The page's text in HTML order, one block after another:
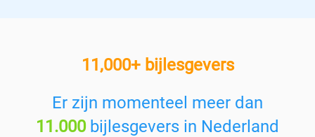
a
k
11,000+ bijlesgevers
Er zijn momenteel meer dan
11.000bijlesgevers in Nederland